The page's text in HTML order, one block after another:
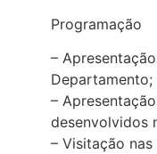
Programação
–
Departamento;
–
desenvolvidos
– Visitação